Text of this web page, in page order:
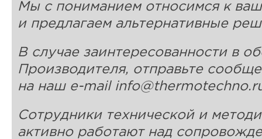
Мы с пониманием относимся к
и предлагаем альтернативные
В случае заинтересованности в
Производителя, отправьте
на наш e-mail
Сотрудники технической и
активно работают над